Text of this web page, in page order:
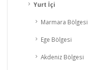
Yurt İçi
Marmara Bölgesi
Ege Bölgesi
Akdeniz Bölgesi